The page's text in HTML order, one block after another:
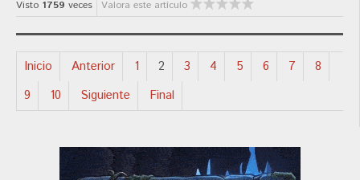
Visto 1759 veces Valora este artículo
Inicio Anterior 1 2 3 4 5 6 7
8
9
10 Siguiente Final